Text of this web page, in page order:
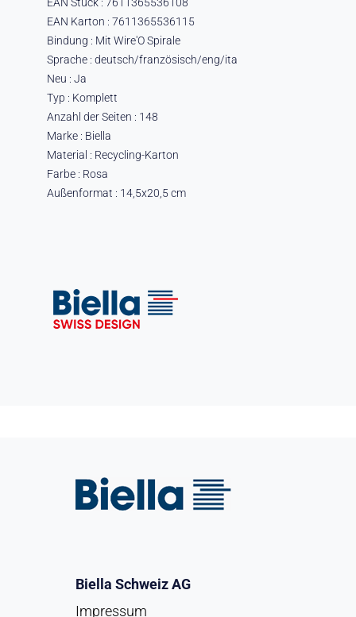
EAN Karton : 7611365536115
Bindung : Mit Wire'O Spirale
Sprache : deutsch/französisch/eng/ita
Neu : Ja
Typ : Komplett
Anzahl der Seiten : 148
Marke : Biella
Material : Recycling-Karton
Farbe : Rosa
Außenformat : 14,5x20,5 cm
Biella Schweiz AG
Impressum